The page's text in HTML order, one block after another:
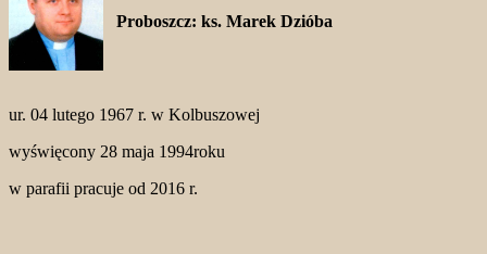
Proboszcz: ks. Marek Dzióba
ur. 04 lutego 1967 r. w Kolbuszowej
wyświęcony 28 maja 1994roku
w parafii pracuje od 2016 r.